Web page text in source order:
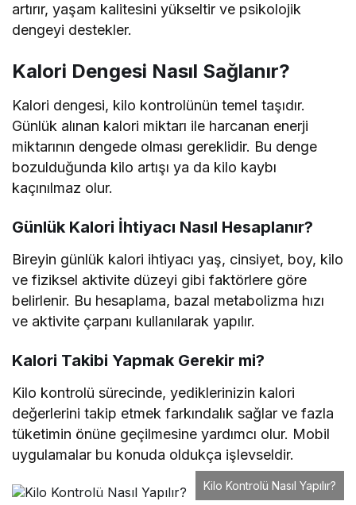
artırır, yaşam kalitesini yükseltir ve psikolojik
dengeyi destekler.
Kalori Dengesi Nasıl Sağlanır?
Kalori dengesi, kilo kontrolünün temel taşıdır.
Günlük alınan kalori miktarı ile harcanan enerji
miktarının dengede olması gereklidir. Bu denge
bozulduğunda kilo artışı ya da kilo kaybı
kaçınılmaz olur.
Günlük Kalori İhtiyacı Nasıl Hesaplanır?
Bireyin günlük kalori ihtiyacı yaş, cinsiyet, boy, kilo
ve fiziksel aktivite düzeyi gibi faktörlere göre
belirlenir. Bu hesaplama, bazal metabolizma hızı
ve aktivite çarpanı kullanılarak yapılır.
Kalori Takibi Yapmak Gerekir mi?
Kilo kontrolü sürecinde, yediklerinizin kalori
değerlerini takip etmek farkındalık sağlar ve fazla
tüketimin önüne geçilmesine yardımcı olur. Mobil
uygulamalar bu konuda oldukça işlevseldir.
Kilo Kontrolü Nasıl Yapılır?